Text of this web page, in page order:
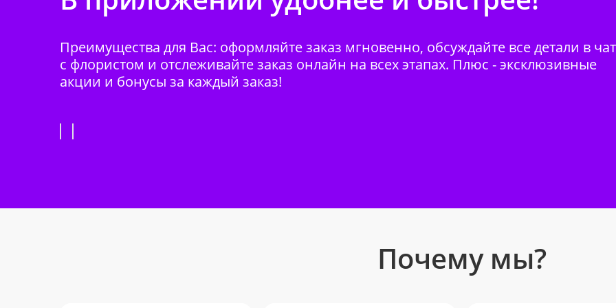
Преимущества для Вас: оформляйте заказ мгновенно, обсуждайте все детали в
с флористом и отслеживайте заказ онлайн на всех этапах. Плюс - эксклюзивные
акции и бонусы за каждый заказ!
Почему мы?